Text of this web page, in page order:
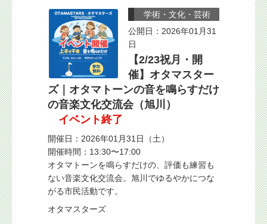
学術・文化・芸術
公開日：2026年01月31
日
【2/23祝月・開
催】オタマスター
ズ｜オタマトーンの音を鳴らすだけ
の音楽文化交流会（旭川）
イベント終了
開催日：2026年01月31日（土）
開催時間：13:30〜17:00
オタマトーンを鳴らすだけの、評価も練習も
ない音楽文化交流会。旭川でゆるやかにつな
がる市民活動です。
オタマスターズ